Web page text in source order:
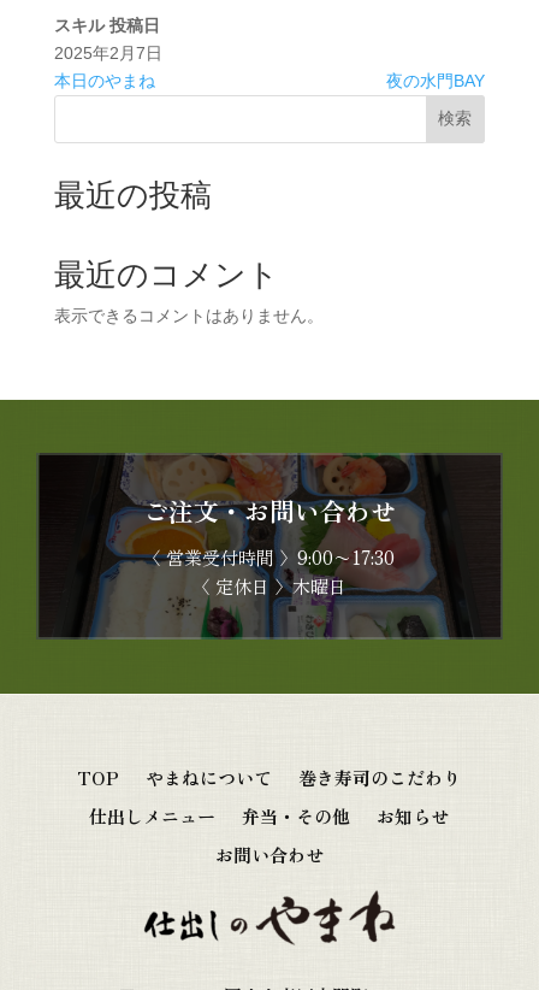
スキル 投稿日
2025年2月7日
本日のやまね
夜の水門BAY
検索
最近の投稿
最近のコメント
表示できるコメントはありません。
ご注文・お問い合わせ
〈 営業受付時間 〉9:00〜17:30
〈 定休日 〉木曜日
TOP やまねについて
巻き寿司のこだわり
仕出しメニュー
弁当・その他
お知らせ
お問い合わせ